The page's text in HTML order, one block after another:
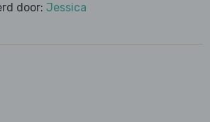
door: Jessica